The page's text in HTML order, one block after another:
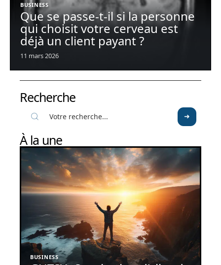
BUSINESS
Que se passe-t-il si la personne
qui choisit votre cerveau est
déjà un client payant ?
11 mars 2026
Recherche
À la une
BUSINESS